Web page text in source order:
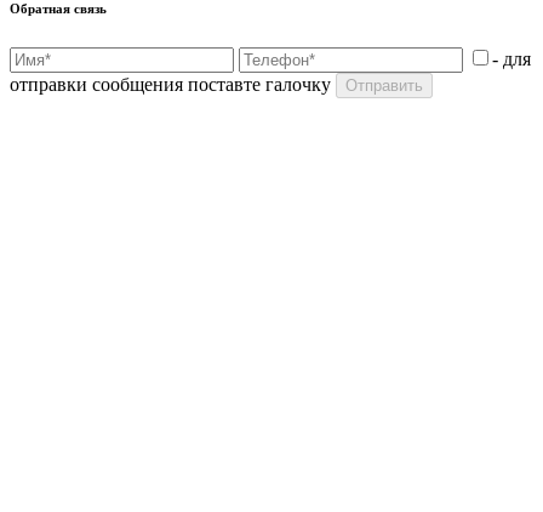
Обратная связь
- для
отправки сообщения поставте галочку